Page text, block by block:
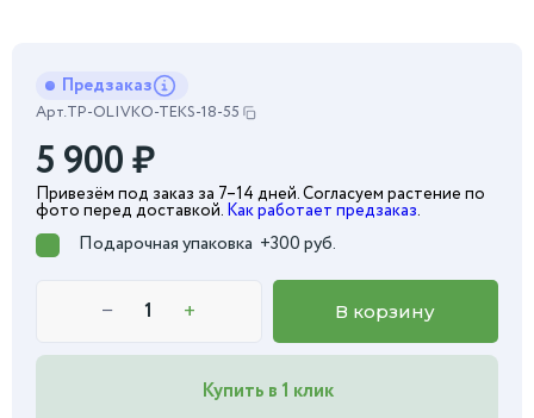
Предзаказ
Арт.TP-OLIVKO-TEKS-18-55
5 900₽
Привезём под заказ за 7–14 дней. Согласуем растение по
фото перед доставкой. Как работает предзаказ.
Подарочная упаковка +300 руб.
− + В корзину
Купить в 1 клик